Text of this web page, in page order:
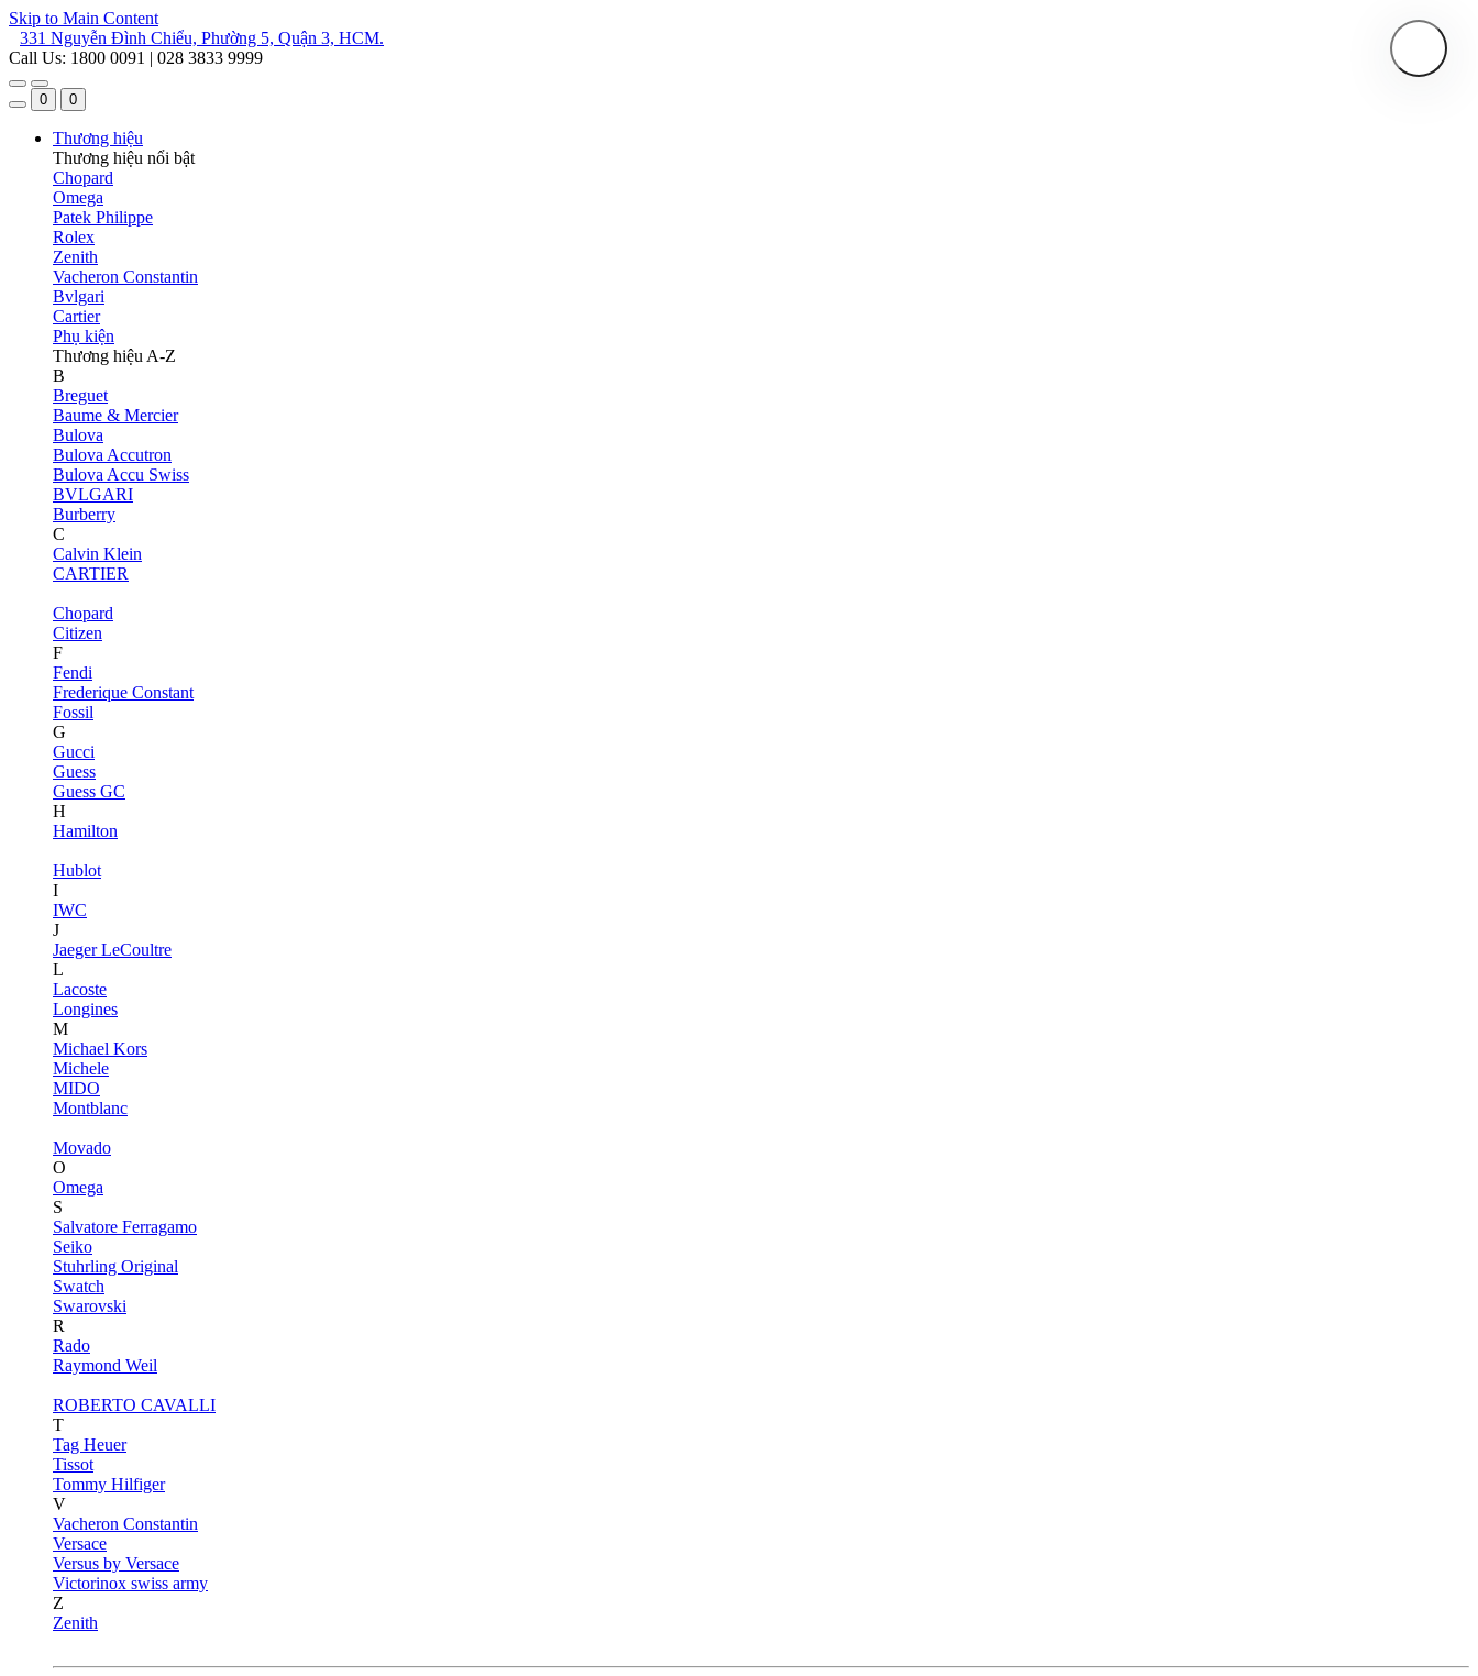
Skip to Main Content
331 Nguyễn Đình Chiểu, Phường 5, Quận 3, HCM.
Call Us: 1800 0091 | 028 3833 9999
0 0
Thương hiệu
Thương hiệu nổi bật
Chopard
Omega
Patek Philippe
Rolex
Zenith
Vacheron Constantin
Bvlgari
Cartier
Phụ kiện
Thương hiệu A-Z
B
Breguet
Baume & Mercier
Bulova
Bulova Accutron
Bulova Accu Swiss
BVLGARI
Burberry
C
Calvin Klein
CARTIER
Chopard
Citizen
F
Fendi
Frederique Constant
Fossil
G
Gucci
Guess
Guess GC
H
Hamilton
Hublot
I
IWC
J
Jaeger LeCoultre
L
Lacoste
Longines
M
Michael Kors
Michele
MIDO
Montblanc
Movado
O
Omega
S
Salvatore Ferragamo
Seiko
Stuhrling Original
Swatch
Swarovski
R
Rado
Raymond Weil
ROBERTO CAVALLI
T
Tag Heuer
Tissot
Tommy Hilfiger
V
Vacheron Constantin
Versace
Versus by Versace
Victorinox swiss army
Z
Zenith